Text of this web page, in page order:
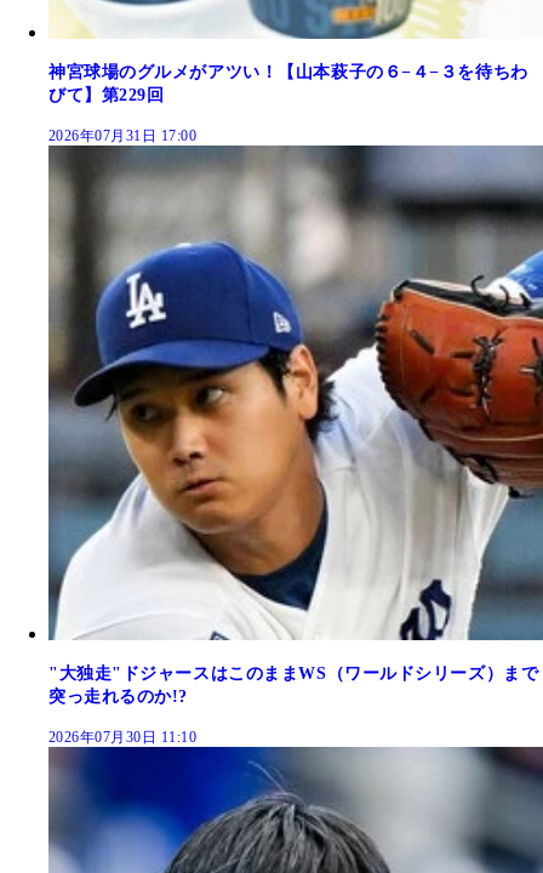
神宮球場のグルメがアツい！【山本萩子の６−４−３を待ちわ
びて】第229回
2026年07月31日 17:00
"大独走"ドジャースはこのままWS（ワールドシリーズ）まで
突っ走れるのか!?
2026年07月30日 11:10